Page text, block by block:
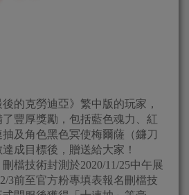
的克勞迪亞》繁中版的玩家，
豐厚獎勵，包括藍色魂力、紅
及角色黑色冥使梅爾薩（鐮刀
成目標後，贈送給大家！
刪檔技術封測於2020/11/25中午展
3前至官方粉專填表報名刪檔技